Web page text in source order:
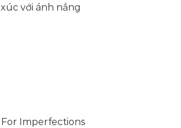
với ánh nắng
For Imperfections